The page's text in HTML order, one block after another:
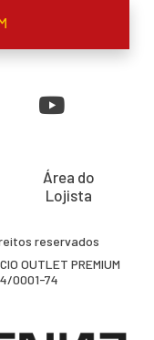
Área do
Lojista
reservados
OUTLET PREMIUM
0001-74